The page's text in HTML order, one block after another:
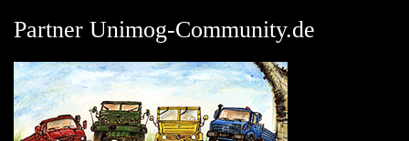
Partner Unimog-Community.de